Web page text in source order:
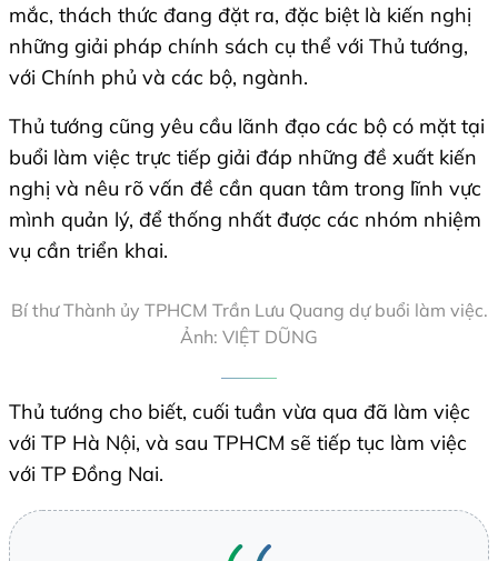
mắc, thách thức đang đặt ra, đặc biệt là kiến nghị
những giải pháp chính sách cụ thể với Thủ tướng,
với Chính phủ và các bộ, ngành.
Thủ tướng cũng yêu cầu lãnh đạo các bộ có mặt tại
buổi làm việc trực tiếp giải đáp những đề xuất kiến
nghị và nêu rõ vấn đề cần quan tâm trong lĩnh vực
mình quản lý, để thống nhất được các nhóm nhiệm
vụ cần triển khai.
Bí thư Thành ủy TPHCM Trần Lưu Quang dự buổi làm việc.
Ảnh: VIỆT DŨNG
Thủ tướng cho biết, cuối tuần vừa qua đã làm việc
với TP Hà Nội, và sau TPHCM sẽ tiếp tục làm việc
với TP Đồng Nai.